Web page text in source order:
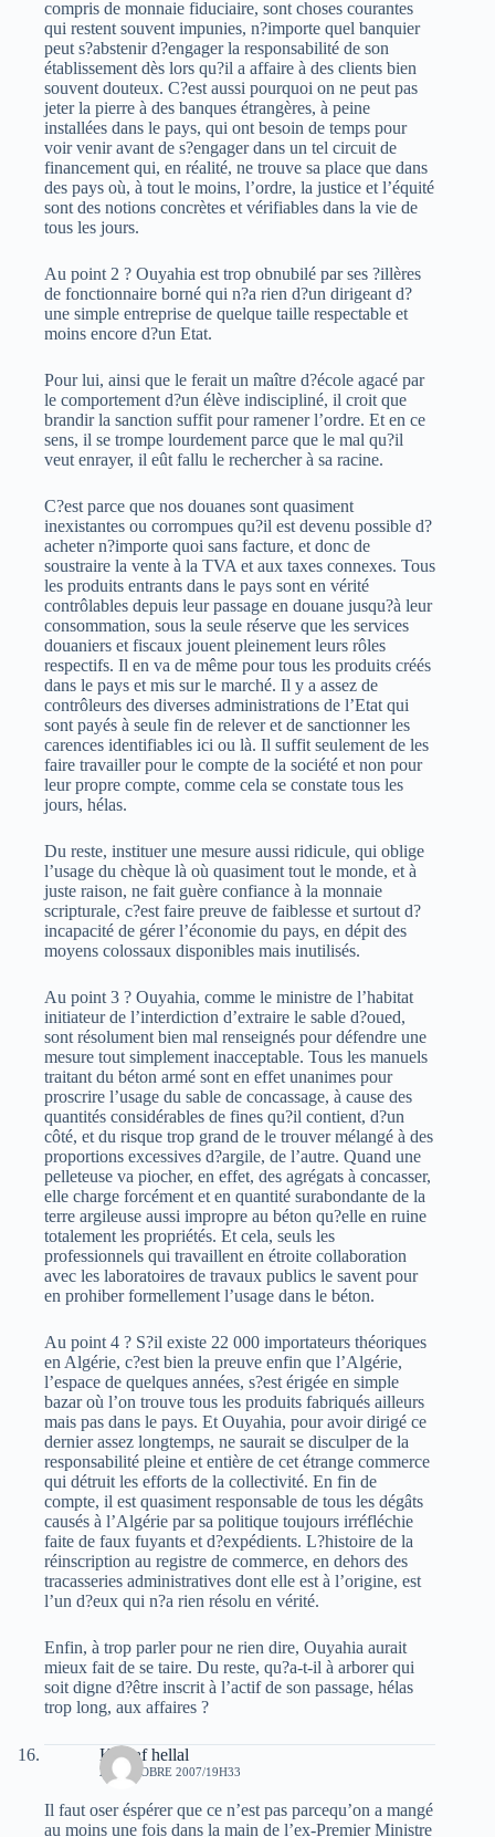
compris de monnaie fiduciaire, sont choses courantes
qui restent souvent impunies, n?importe quel banquier
peut s?abstenir d?engager la responsabilité de son
établissement dès lors qu?il a affaire à des clients bien
souvent douteux. C?est aussi pourquoi on ne peut pas
jeter la pierre à des banques étrangères, à peine
installées dans le pays, qui ont besoin de temps pour
voir venir avant de s?engager dans un tel circuit de
financement qui, en réalité, ne trouve sa place que dans
des pays où, à tout le moins, l’ordre, la justice et l’équité
sont des notions concrètes et vérifiables dans la vie de
tous les jours.
Au point 2 ? Ouyahia est trop obnubilé par ses ?illères
de fonctionnaire borné qui n?a rien d?un dirigeant d?
une simple entreprise de quelque taille respectable et
moins encore d?un Etat.
Pour lui, ainsi que le ferait un maître d?école agacé par
le comportement d?un élève indiscipliné, il croit que
brandir la sanction suffit pour ramener l’ordre. Et en ce
sens, il se trompe lourdement parce que le mal qu?il
veut enrayer, il eût fallu le rechercher à sa racine.
C?est parce que nos douanes sont quasiment
inexistantes ou corrompues qu?il est devenu possible d?
acheter n?importe quoi sans facture, et donc de
soustraire la vente à la TVA et aux taxes connexes. Tous
les produits entrants dans le pays sont en vérité
contrôlables depuis leur passage en douane jusqu?à leur
consommation, sous la seule réserve que les services
douaniers et fiscaux jouent pleinement leurs rôles
respectifs. Il en va de même pour tous les produits créés
dans le pays et mis sur le marché. Il y a assez de
contrôleurs des diverses administrations de l’Etat qui
sont payés à seule fin de relever et de sanctionner les
carences identifiables ici ou là. Il suffit seulement de les
faire travailler pour le compte de la société et non pour
leur propre compte, comme cela se constate tous les
jours, hélas.
Du reste, instituer une mesure aussi ridicule, qui oblige
l’usage du chèque là où quasiment tout le monde, et à
juste raison, ne fait guère confiance à la monnaie
scripturale, c?est faire preuve de faiblesse et surtout d?
incapacité de gérer l’économie du pays, en dépit des
moyens colossaux disponibles mais inutilisés.
Au point 3 ? Ouyahia, comme le ministre de l’habitat
initiateur de l’interdiction d’extraire le sable d?oued,
sont résolument bien mal renseignés pour défendre une
mesure tout simplement inacceptable. Tous les manuels
traitant du béton armé sont en effet unanimes pour
proscrire l’usage du sable de concassage, à cause des
quantités considérables de fines qu?il contient, d?un
côté, et du risque trop grand de le trouver mélangé à des
proportions excessives d?argile, de l’autre. Quand une
pelleteuse va piocher, en effet, des agrégats à concasser,
elle charge forcément et en quantité surabondante de la
terre argileuse aussi impropre au béton qu?elle en ruine
totalement les propriétés. Et cela, seuls les
professionnels qui travaillent en étroite collaboration
avec les laboratoires de travaux publics le savent pour
en prohiber formellement l’usage dans le béton.
Au point 4 ? S?il existe 22 000 importateurs théoriques
en Algérie, c?est bien la preuve enfin que l’Algérie,
l’espace de quelques années, s?est érigée en simple
bazar où l’on trouve tous les produits fabriqués ailleurs
mais pas dans le pays. Et Ouyahia, pour avoir dirigé ce
dernier assez longtemps, ne saurait se disculper de la
responsabilité pleine et entière de cet étrange commerce
qui détruit les efforts de la collectivité. En fin de
compte, il est quasiment responsable de tous les dégâts
causés à l’Algérie par sa politique toujours irréfléchie
faite de faux fuyants et d?expédients. L?histoire de la
réinscription au registre de commerce, en dehors des
tracasseries administratives dont elle est à l’origine, est
l’un d?eux qui n?a rien résolu en vérité.
Enfin, à trop parler pour ne rien dire, Ouyahia aurait
mieux fait de se taire. Du reste, qu?a-t-il à arborer qui
soit digne d?être inscrit à l’actif de son passage, hélas
trop long, aux affaires ?
Khelaf hellal
28 OCTOBRE 2007/19H33
Il faut oser éspérer que ce n’est pas parcequ’on a mangé
au moins une fois dans la main de l’ex-Premier Ministre